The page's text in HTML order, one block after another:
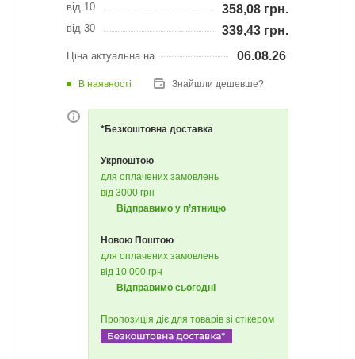
від 10 358,08 грн.
від 30 339,43 грн.
Ціна актуальна на 06.08.26
В наявності Знайшли дешевше?
*Безкоштовна доставка
Укрпоштою
для оплачених замовлень
від 3000 грн
Відправимо у п’ятницю
Новою Поштою
для оплачених замовлень
від 10 000 грн
Відправимо сьогодні
Пропозиція діє для товарів зі стікером